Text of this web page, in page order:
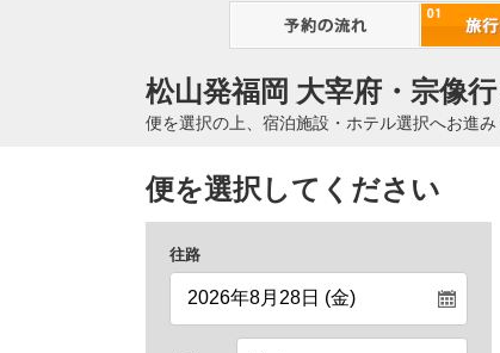
松山発福岡 大宰府・宗像
便を選択の上、宿泊施設・ホテル選択へお進
便を選択してください
往路